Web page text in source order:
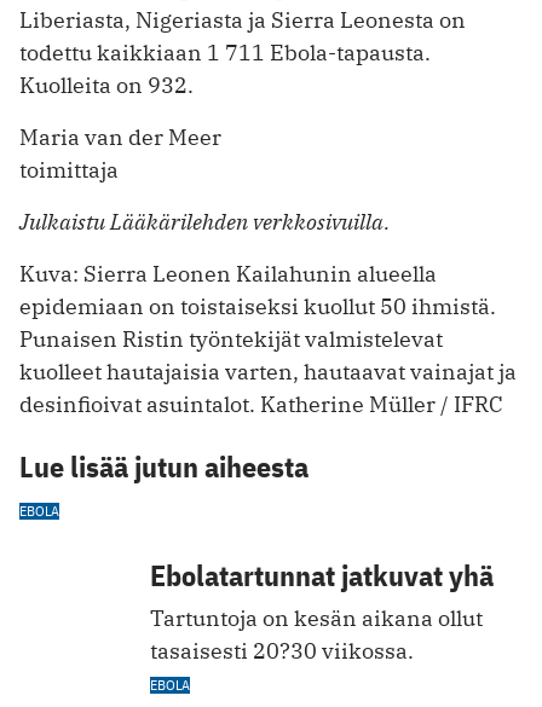
Liberiasta, Nigeriasta ja Sierra Leonesta on
todettu kaikkiaan 1 711 Ebola-tapausta.
Kuolleita on 932.
Maria van der Meer
toimittaja
Julkaistu Lääkärilehden verkkosivuilla.
Kuva: Sierra Leonen Kailahunin alueella
epidemiaan on toistaiseksi kuollut 50 ihmistä.
Punaisen Ristin työntekijät valmistelevat
kuolleet hautajaisia varten, hautaavat vainajat ja
desinfioivat asuintalot. Katherine Müller / IFRC
Lue lisää jutun aiheesta
EBOLA
Ebolatartunnat jatkuvat yhä
Tartuntoja on kesän aikana ollut
tasaisesti 20?30 viikossa.
EBOLA